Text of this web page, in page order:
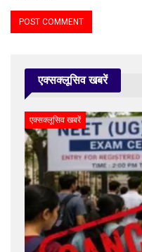
एक्सक्लूसिव खबरें
एक्सक्लूसिव खबरें